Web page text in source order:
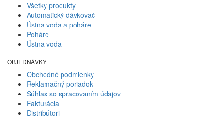
Všetky produkty
Automatický dávkovač
Ústna voda a poháre
Poháre
Ústna voda
OBJEDNÁVKY
Obchodné podmienky
Reklamačný poriadok
Súhlas so spracovaním údajov
Fakturácia
Distribútori